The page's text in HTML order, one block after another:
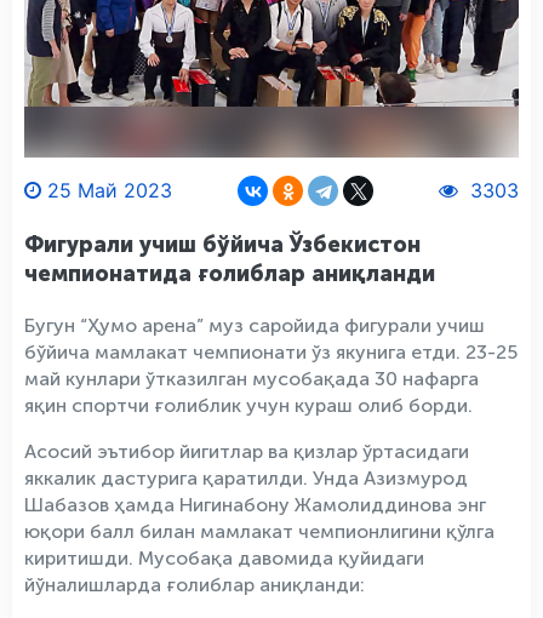
25 Май 2023 3303
Фигурали учиш бўйича Ўзбекистон
чемпионатида ғолиблар аниқланди
Бугун “Ҳумо арена” муз саройида фигурали учиш
бўйича мамлакат чемпионати ўз якунига етди. 23-25
май кунлари ўтказилган мусобақада 30 нафарга
яқин спортчи ғолиблик учун кураш олиб борди.
Асосий эътибор йигитлар ва қизлар ўртасидаги
яккалик дастурига қаратилди. Унда Азизмурод
Шабазов ҳамда Нигинабону Жамолиддинова энг
юқори балл билан мамлакат чемпионлигини қўлга
киритишди. Мусобақа давомида қуйидаги
йўналишларда ғолиблар аниқланди: